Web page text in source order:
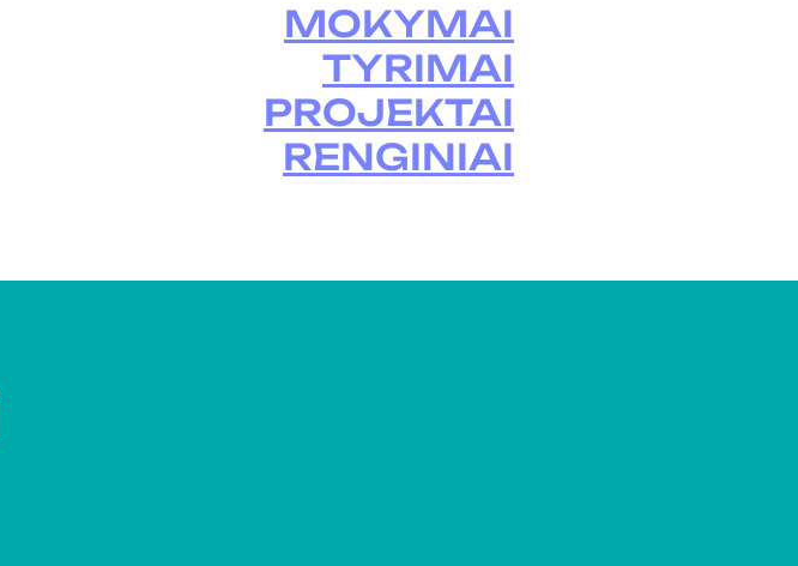
MOKYMAI
TYRIMAI
PROJEKTAI
RENGINIAI